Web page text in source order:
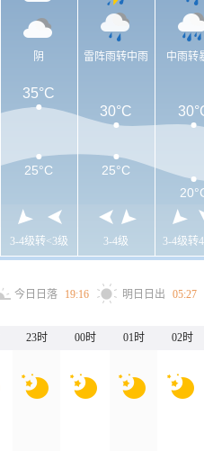
阴
3-4级转<3级
雷阵雨转中雨
3-4级
中雨转
3-4级转
35°C
30°C
25°C
25°C
今日日落 19:16 明日日出 05:27
23时 00时 01时 02时